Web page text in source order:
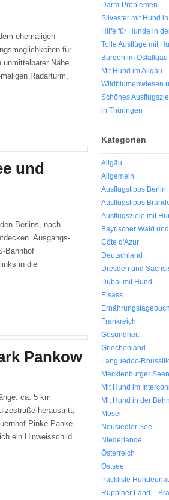
ehemaligen
für
Nähe
Radarturm,
und
Berlins, nach
Ausgangs-
Bahnhof
in die
Pankow
ca. 5 km
heraustritt,
Pinke Panke
ein Hinweisschild
Darm-Problemen
Silvester mit Hund
Hilfe für Hunde in
Tolle Ausflüge mit
Burgen im Ostallgäu
Mit Hund im Allgäu
Wildblumenwiesen
Schönes
in Thüringen
Kategorien
Allgäu
Allgemein
Ausflugstipps Berlin
Ausflugstipps
Ausflugsziele mit
Bayrischer Wald
Côte d'Azur
Deutschland
Dresden und
Dubai mit Hund
Elsass
Ernährungstagebuch
Frankreich
Gesundheit
Griechenland
Languedoc-
Mecklenburger
Mit Hund im
Mit Hund in der Bahn
Mosel
Neusiedler See
Niederlande
Österreich
Ostsee
Packliste
Ruppiner Land –